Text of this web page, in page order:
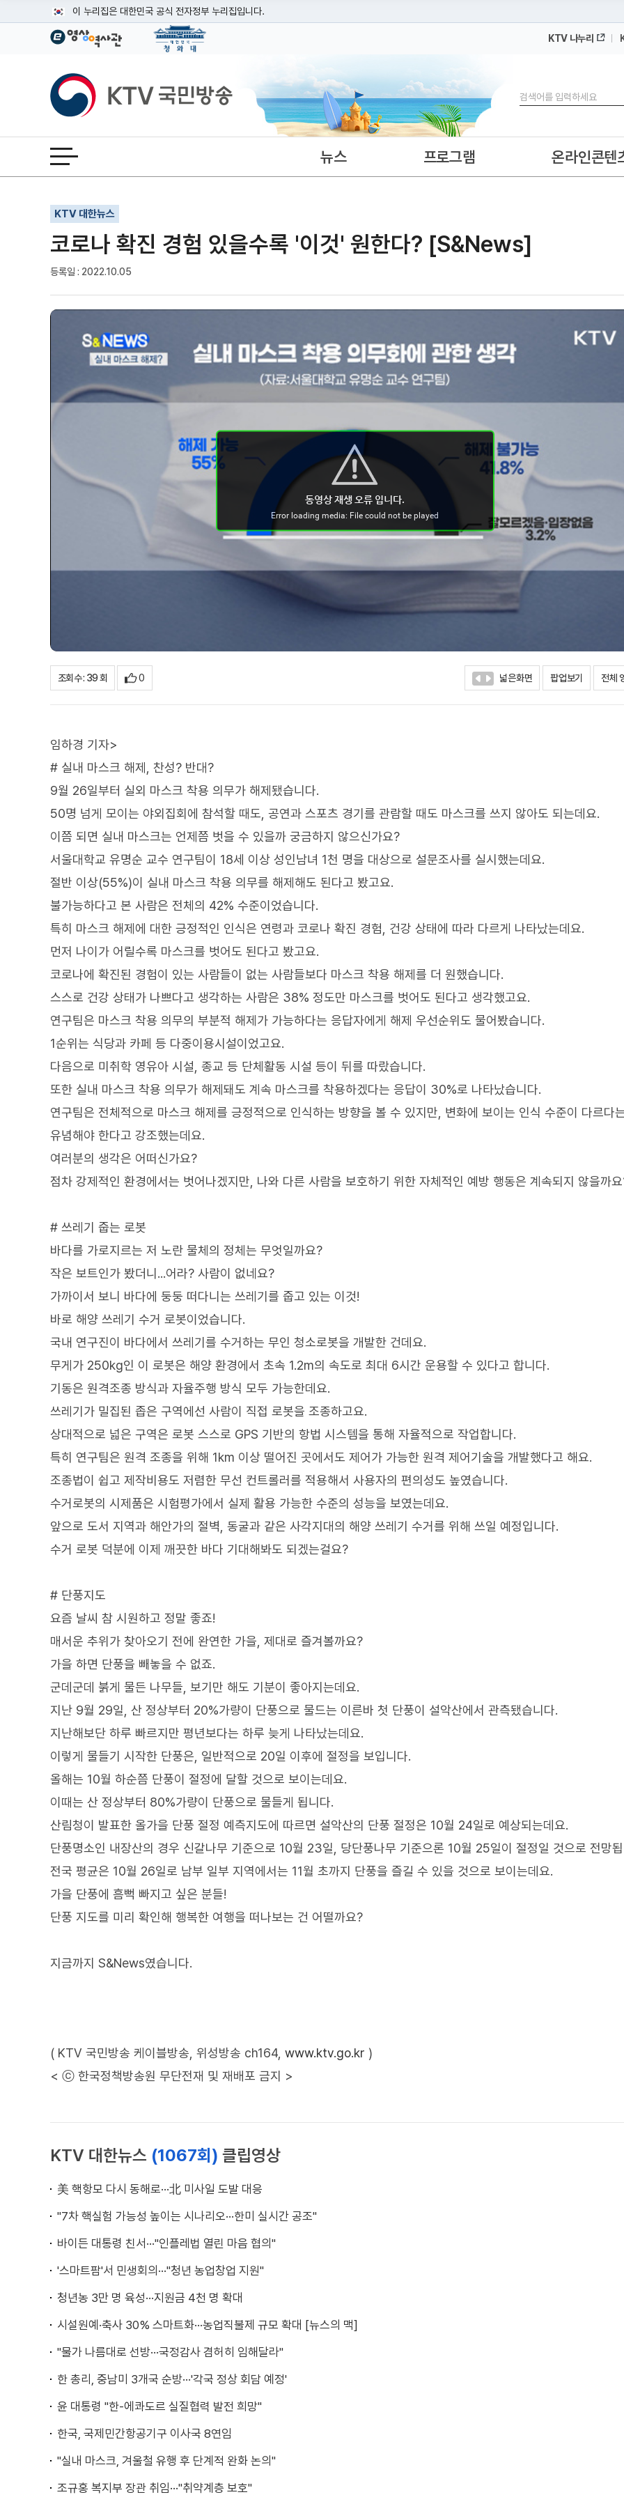
이 누리집은 대한민국 공식 전자정부 누리집입니다.
공식 누리집 주소 확인하기
이밖에 or.kr 또는 .kr등 다른 도메인 주소를 사용하고 있다면 아래 URL에서 도메인 주소를 확인해 보세요
운영중인 공식 누리집보기
KTV 나누리
KTV국민방송
검색
전체메뉴 열기 뉴스 프로그램 온라인콘텐
KTV 대한뉴스
코로나 확진 경험 있을수록 '이것' 원한다? [S&News]
등록일 : 2022.10.05
기사인쇄
글자확대
글자축소
조회수 : 39 회 0 넓은화면 팝업보기 전체
임하경 기자>
# 실내 마스크 해제, 찬성? 반대?
9월 26일부터 실외 마스크 착용 의무가 해제됐습니다.
50명 넘게 모이는 야외집회에 참석할 때도, 공연과 스포츠 경기를 관람할 때도 마스크를 쓰지 않아도 되는데요.
이쯤 되면 실내 마스크는 언제쯤 벗을 수 있을까 궁금하지 않으신가요?
서울대학교 유명순 교수 연구팀이 18세 이상 성인남녀 1천 명을 대상으로 설문조사를 실시했는데요.
절반 이상(55%)이 실내 마스크 착용 의무를 해제해도 된다고 봤고요.
불가능하다고 본 사람은 전체의 42% 수준이었습니다.
특히 마스크 해제에 대한 긍정적인 인식은 연령과 코로나 확진 경험, 건강 상태에 따라 다르게 나타났는데요.
먼저 나이가 어릴수록 마스크를 벗어도 된다고 봤고요.
코로나에 확진된 경험이 있는 사람들이 없는 사람들보다 마스크 착용 해제를 더 원했습니다.
스스로 건강 상태가 나쁘다고 생각하는 사람은 38% 정도만 마스크를 벗어도 된다고 생각했고요.
연구팀은 마스크 착용 의무의 부분적 해제가 가능하다는 응답자에게 해제 우선순위도 물어봤습니다.
1순위는 식당과 카페 등 다중이용시설이었고요.
다음으로 미취학 영유아 시설, 종교 등 단체활동 시설 등이 뒤를 따랐습니다.
또한 실내 마스크 착용 의무가 해제돼도 계속 마스크를 착용하겠다는 응답이 30%로 나타났습니다.
연구팀은 전체적으로 마스크 해제를 긍정적으로 인식하는 방향을 볼 수 있지만, 변화에 보이는 인식 수준이 다르다
유념해야 한다고 강조했는데요.
여러분의 생각은 어떠신가요?
점차 강제적인 환경에서는 벗어나겠지만, 나와 다른 사람을 보호하기 위한 자체적인 예방 행동은 계속되지 않을까
# 쓰레기 줍는 로봇
바다를 가로지르는 저 노란 물체의 정체는 무엇일까요?
작은 보트인가 봤더니...어라? 사람이 없네요?
가까이서 보니 바다에 둥둥 떠다니는 쓰레기를 줍고 있는 이것!
바로 해양 쓰레기 수거 로봇이었습니다.
국내 연구진이 바다에서 쓰레기를 수거하는 무인 청소로봇을 개발한 건데요.
무게가 250kg인 이 로봇은 해양 환경에서 초속 1.2m의 속도로 최대 6시간 운용할 수 있다고 합니다.
기동은 원격조종 방식과 자율주행 방식 모두 가능한데요.
쓰레기가 밀집된 좁은 구역에선 사람이 직접 로봇을 조종하고요.
상대적으로 넓은 구역은 로봇 스스로 GPS 기반의 항법 시스템을 통해 자율적으로 작업합니다.
특히 연구팀은 원격 조종을 위해 1km 이상 떨어진 곳에서도 제어가 가능한 원격 제어기술을 개발했다고 해요.
조종법이 쉽고 제작비용도 저렴한 무선 컨트롤러를 적용해서 사용자의 편의성도 높였습니다.
수거로봇의 시제품은 시험평가에서 실제 활용 가능한 수준의 성능을 보였는데요.
앞으로 도서 지역과 해안가의 절벽, 동굴과 같은 사각지대의 해양 쓰레기 수거를 위해 쓰일 예정입니다.
수거 로봇 덕분에 이제 깨끗한 바다 기대해봐도 되겠는걸요?
# 단풍지도
요즘 날씨 참 시원하고 정말 좋죠!
매서운 추위가 찾아오기 전에 완연한 가을, 제대로 즐겨볼까요?
가을 하면 단풍을 빼놓을 수 없죠.
군데군데 붉게 물든 나무들, 보기만 해도 기분이 좋아지는데요.
지난 9월 29일, 산 정상부터 20%가량이 단풍으로 물드는 이른바 첫 단풍이 설악산에서 관측됐습니다.
지난해보단 하루 빠르지만 평년보다는 하루 늦게 나타났는데요.
이렇게 물들기 시작한 단풍은, 일반적으로 20일 이후에 절정을 보입니다.
올해는 10월 하순쯤 단풍이 절정에 달할 것으로 보이는데요.
이때는 산 정상부터 80%가량이 단풍으로 물들게 됩니다.
산림청이 발표한 올가을 단풍 절정 예측지도에 따르면 설악산의 단풍 절정은 10월 24일로 예상되는데요.
단풍명소인 내장산의 경우 신갈나무 기준으로 10월 23일, 당단풍나무 기준으론 10월 25일이 절정일 것으로 전망
전국 평균은 10월 26일로 남부 일부 지역에서는 11월 초까지 단풍을 즐길 수 있을 것으로 보이는데요.
가을 단풍에 흠뻑 빠지고 싶은 분들!
단풍 지도를 미리 확인해 행복한 여행을 떠나보는 건 어떨까요?
지금까지 S&News였습니다.
( KTV 국민방송 케이블방송, 위성방송 ch164, www.ktv.go.kr )
< ⓒ 한국정책방송원 무단전재 및 재배포 금지 >
KTV 대한뉴스 (1067회) 클립영상
美 핵항모 다시 동해로···北 미사일 도발 대응
"7차 핵실험 가능성 높이는 시나리오···한미 실시간 공조"
바이든 대통령 친서···"인플레법 열린 마음 협의"
'스마트팜'서 민생회의···"청년 농업창업 지원"
청년농 3만 명 육성···지원금 4천 명 확대
시설원예·축사 30% 스마트화···농업직불제 규모 확대 [뉴스의 맥]
"물가 나름대로 선방···국정감사 겸허히 임해달라"
한 총리, 중남미 3개국 순방···'각국 정상 회담 예정'
윤 대통령 "한-에콰도르 실질협력 발전 희망"
한국, 국제민간항공기구 이사국 8연임
"실내 마스크, 겨울철 유행 후 단계적 완화 논의"
조규홍 복지부 장관 취임···"취약계층 보호"